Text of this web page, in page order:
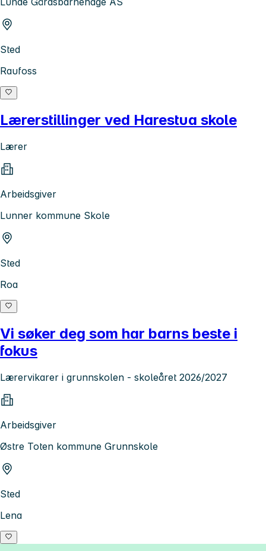
Sted
Raufoss
Lærerstillinger ved Harestua skole
Lærer
Arbeidsgiver
Lunner kommune Skole
Sted
Roa
Vi søker deg som har barns beste i
fokus
Lærervikarer i grunnskolen - skoleåret 2026/2027
Arbeidsgiver
Østre Toten kommune Grunnskole
Sted
Lena